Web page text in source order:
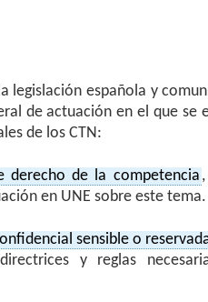
legislación española y
de actuación en el que se
de los CTN:
derecho de la competencia
en UNE sobre este tema.
sensible o
y reglas